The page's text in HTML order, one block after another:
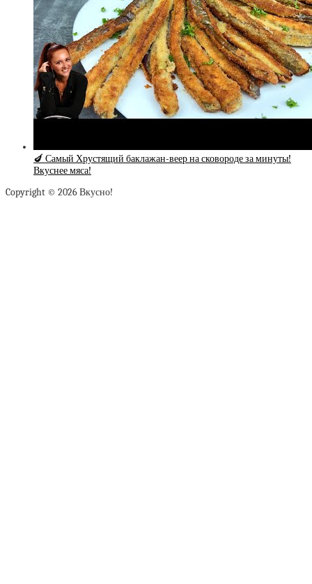
🍆 Самый Хрустящий баклажан-веер на сковороде за минуты!
Вкуснее мяса!
Copyright © 2026 Вкусно!